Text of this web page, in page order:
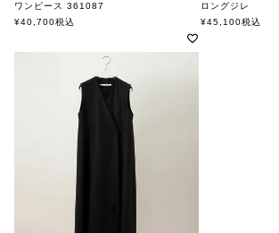
ワンピース 361087
360ド
¥40,700税込
ロングジレ
360ド
¥45,100税込